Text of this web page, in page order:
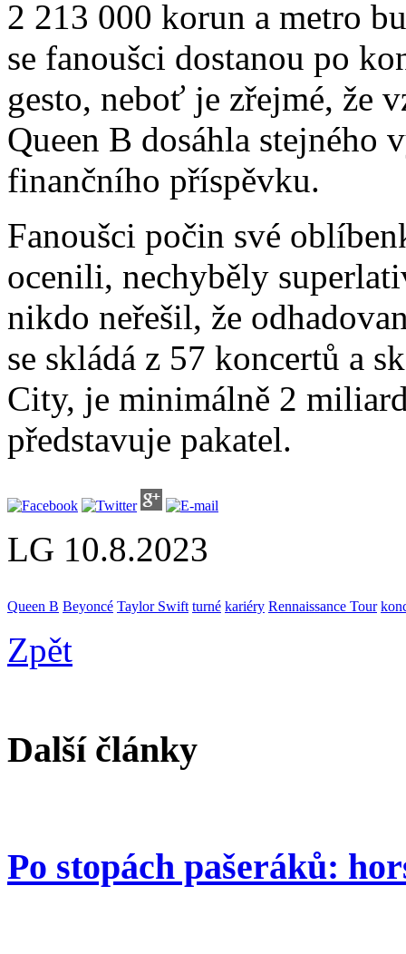
2 213 000 korun a metro
se fanoušci dostanou po
gesto, neboť je zřejmé, že
Queen B dosáhla stejného
finančního příspěvku.
Fanoušci počin své
ocenili, nechyběly
nikdo neřešil, že
se skládá z 57 koncertů a
City, je minimálně 2
představuje pakatel.
LG 10.8.2023
Queen B Beyoncé Taylor Swift turné kariéry Rennaissance Tour
Zpět
Další články
Po stopách pašeráků: